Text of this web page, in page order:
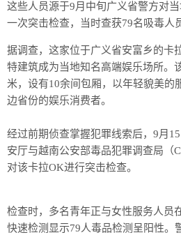
这些人员源于9月中旬广义省警方对
一次突击检查，当时查获79名吸毒人
据调查，这家位于广义省安富乡的卡
特建筑成为当地知名高端娱乐场所。
米，设有10余间包厢，以年轻貌美的
边省份的娱乐消费者。
经过前期侦查掌握犯罪线索后，9月
安厅与越南公安部毒品犯罪调查局（
对该卡拉OK进行突击检查。
检查时，多名青年正与女性服务人员
快速检测显示79人毒品检测呈阳性。